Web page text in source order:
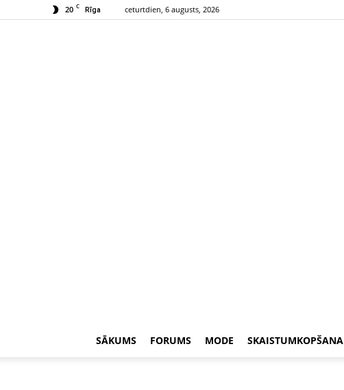
20 C Rīga ceturtdien, 6 augusts, 2026
SĀKUMS FORUMS MODE SKAISTUMKOPŠANA